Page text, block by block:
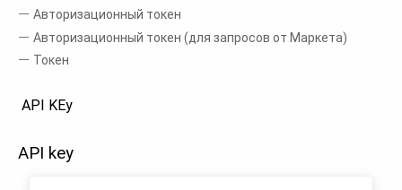
Авторизационный токен
Авторизационный токен (для запросов от Маркета)
Токен
API KEy
API key